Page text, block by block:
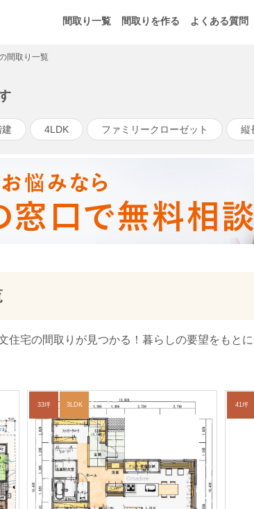
間取り一覧 間取りを作る よくある質問
間取り一覧
建 4LDK ファミリークローゼット 縦
住宅の間取りが見つかる！暮らしの要望をも
33坪 3LDK 41坪